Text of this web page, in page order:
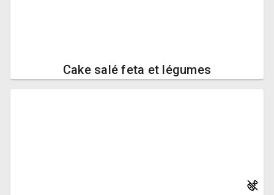
Cake salé feta et légumes